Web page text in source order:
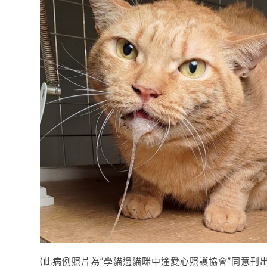
(此病例照片為”學貓過貓咪中途愛心照護協會”同意刊